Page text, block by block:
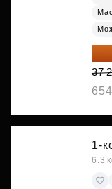
28
37
1-
6.3